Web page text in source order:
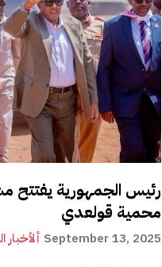
رئيس الجمهورية يفتتح
محمية قولعدي
ألأخبار September 13, 2025